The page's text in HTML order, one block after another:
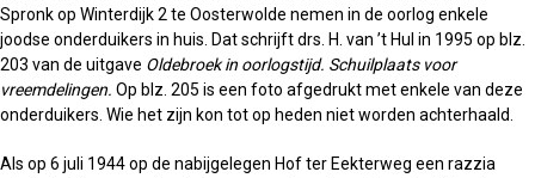
Spronk op Winterdijk 2 te Oosterwolde nemen in de oorlog enkele
joodse onderduikers in huis. Dat schrijft drs. H. van ’t Hul in 1995 op blz.
203 van de uitgave Oldebroek in oorlogstijd. Schuilplaats voor
vreemdelingen. Op blz. 205 is een foto afgedrukt met enkele van deze
onderduikers. Wie het zijn kon tot op heden niet worden achterhaald.
Als op 6 juli 1944 op de nabijgelegen Hof ter Eekterweg een razzia